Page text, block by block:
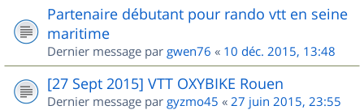
Partenaire débutant pour rando vtt en seine
maritime
Dernier message par gwen76 « 10 déc. 2015, 13:48
[27 Sept 2015] VTT OXYBIKE Rouen
Dernier message par gyzmo45 « 27 juin 2015, 23:55